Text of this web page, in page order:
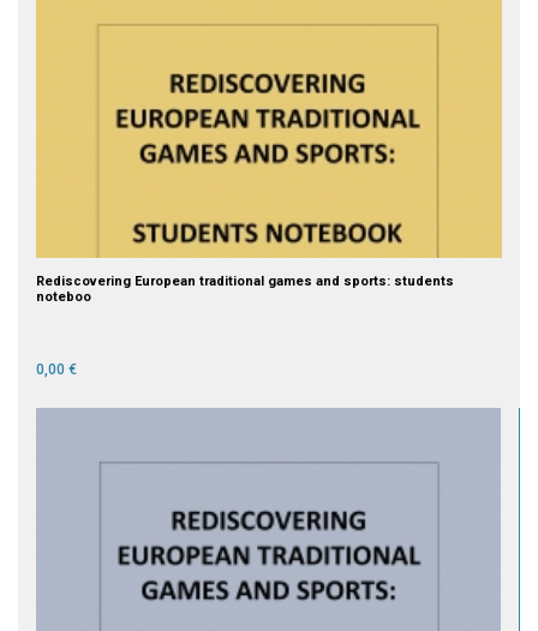
Rediscovering European traditional games and sports: students
noteboo
0,00 €